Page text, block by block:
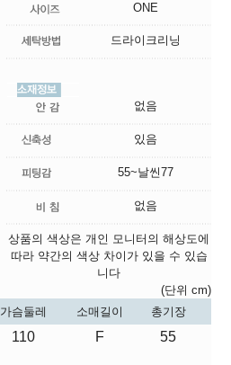
ONE
드라이크리닝
없음
있음
55~날씬77
없음
상품의 색상은 개인 모니터의 해상도에
따라 약간의 색상 차이가 있을 수 있습
니다
(단위 cm)
가슴둘레 소매길이
총기장
110 F 55